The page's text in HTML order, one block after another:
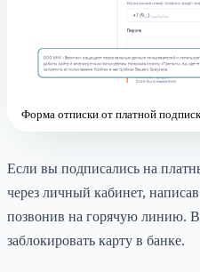
Форма отписки от платной
Если вы подписались на
через личный кабинет,
позвонив на горячую линию.
заблокировать карту в банке.